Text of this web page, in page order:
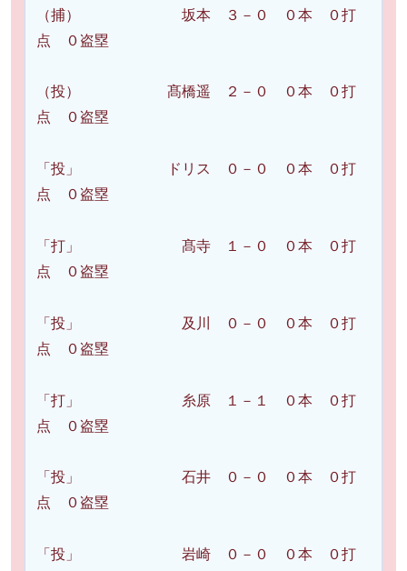
（捕） 坂本 ３－０ ０本 ０打
点 ０盗塁
（投） 髙橋遥 ２－０ ０本 ０打
点 ０盗塁
「投」 ドリス ０－０ ０本 ０打
点 ０盗塁
「打」 髙寺 １－０ ０本 ０打
点 ０盗塁
「投」 及川 ０－０ ０本 ０打
点 ０盗塁
「打」 糸原 １－１ ０本 ０打
点 ０盗塁
「投」 石井 ０－０ ０本 ０打
点 ０盗塁
「投」 岩崎 ０－０ ０本 ０打